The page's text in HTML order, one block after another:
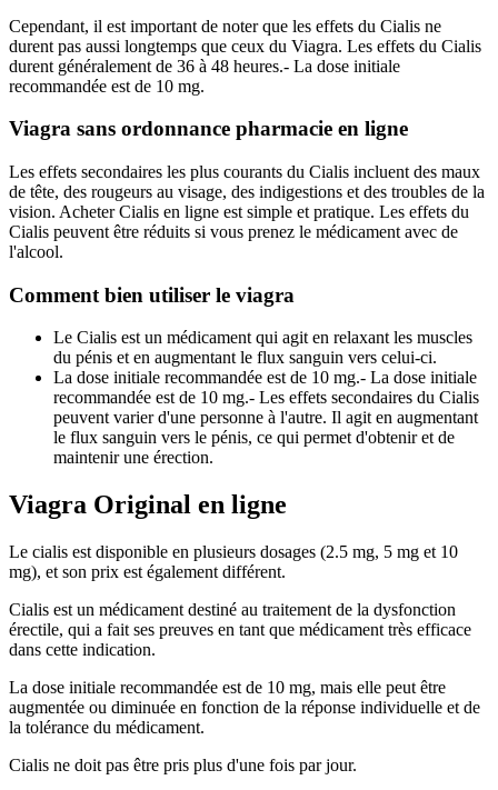
Cependant, il est important de noter que les effets du Cialis ne
durent pas aussi longtemps que ceux du Viagra. Les effets du Cialis
durent généralement de 36 à 48 heures.- La dose initiale
recommandée est de 10 mg.
Viagra sans ordonnance pharmacie en ligne
Les effets secondaires les plus courants du Cialis incluent des maux
de tête, des rougeurs au visage, des indigestions et des troubles de la
vision. Acheter Cialis en ligne est simple et pratique. Les effets du
Cialis peuvent être réduits si vous prenez le médicament avec de
l'alcool.
Comment bien utiliser le viagra
Le Cialis est un médicament qui agit en relaxant les muscles
du pénis et en augmentant le flux sanguin vers celui-ci.
La dose initiale recommandée est de 10 mg.- La dose initiale
recommandée est de 10 mg.- Les effets secondaires du Cialis
peuvent varier d'une personne à l'autre. Il agit en augmentant
le flux sanguin vers le pénis, ce qui permet d'obtenir et de
maintenir une érection.
Viagra Original en ligne
Le cialis est disponible en plusieurs dosages (2.5 mg, 5 mg et 10
mg), et son prix est également différent.
Cialis est un médicament destiné au traitement de la dysfonction
érectile, qui a fait ses preuves en tant que médicament très efficace
dans cette indication.
La dose initiale recommandée est de 10 mg, mais elle peut être
augmentée ou diminuée en fonction de la réponse individuelle et de
la tolérance du médicament.
Cialis ne doit pas être pris plus d'une fois par jour.